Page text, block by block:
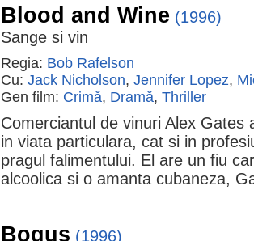
Blood and Wine (1996)
Sange si vin
Regia: Bob Rafelson
Cu: Jack Nicholson, Jennifer Lopez,
Gen film: Crimă, Dramă, Thriller
Comerciantul de vinuri Alex Gates
in viata particulara, cat si in
pragul falimentului. El are un fiu
alcoolica si o amanta cubaneza,
Bogus (1996)